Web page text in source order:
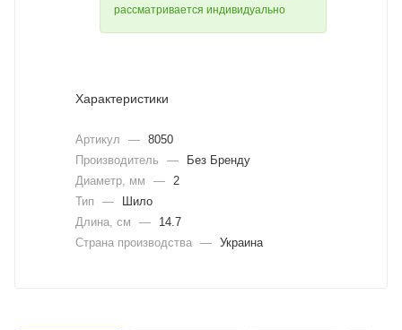
рассматривается индивидуально
Характеристики
Артикул — 8050
Производитель
—
Без Бренду
Диаметр, мм
—
2
Тип
—
Шило
Длина, cм
—
14.7
Страна производства — Украина